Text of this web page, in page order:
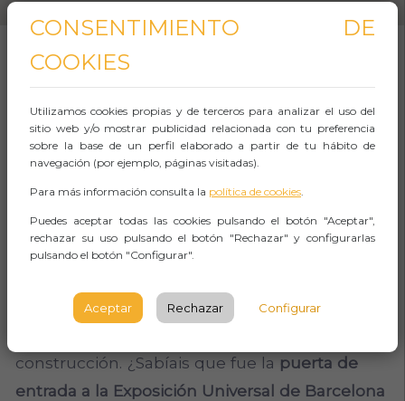
A la hora indicada nos encontraremos junto al
Arco de Triunfo de Barcelona. Allí
comenzaremos estefree tour por El Born
de los barrios más de moda de la ciudad.
Frente a este imponente arco os hablaremos
construcción. ¿Sabíais que fue la puerta de
entrada a la Exposición Universal de Barcelona
CONSENTIMIENTO DE
COOKIES
Utilizamos cookies propias y de terceros para analizar el uso del
sitio web y/o mostrar publicidad relacionada con tu preferencia
sobre la base de un perfil elaborado a partir de tu hábito de
navegación (por ejemplo, páginas visitadas).
Para más información consulta la política de cookies.
Puedes aceptar todas las cookies pulsando el botón "Aceptar",
rechazar su uso pulsando el botón "Rechazar" y configurarlas
pulsando el botón "Configurar".
Aceptar Rechazar Configurar